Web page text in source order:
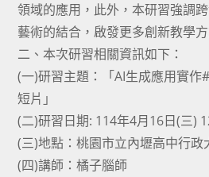
領域的應用，此外，本研習強調
藝術的結合，啟發更多創新教學方
二、本次研習相關資訊如下：
(一)研習主題：「AI生成應用實作
短片」
(二)研習日期: 114年4月16日(三)
(三)地點：桃園市立內壢高中行政
(四)講師：橘子腦師